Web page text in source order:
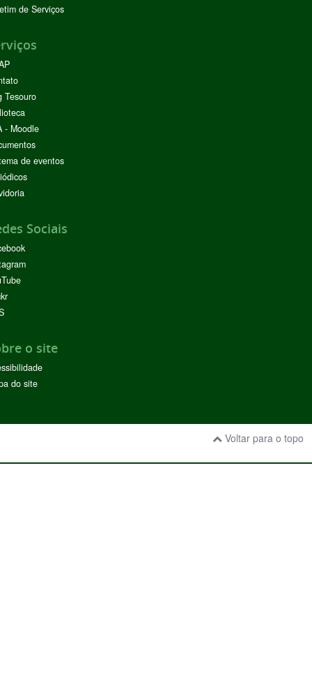
de Serviços
Tesouro
- Moodle
de eventos
Sociais
o site
do site
Voltar para o topo